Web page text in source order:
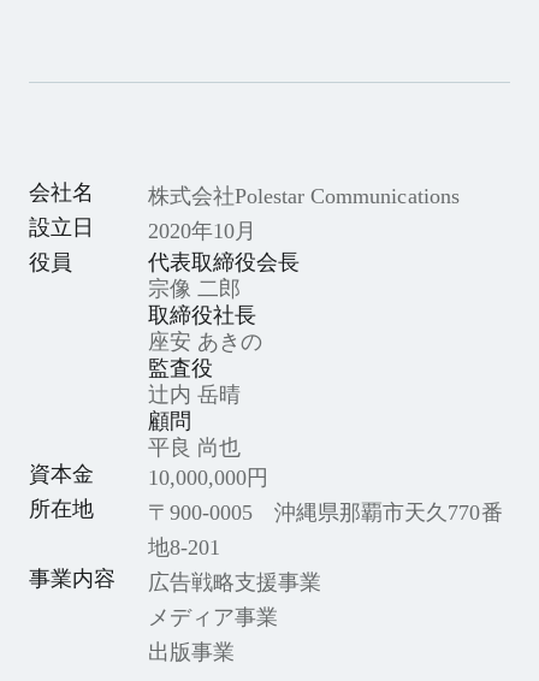
会社名
株式会社Polestar Communications
設立日
2020年10月
役員
代表取締役会長
宗像 二郎
取締役社長
座安 あきの
監査役
辻内 岳晴
顧問
平良 尚也
資本金
10,000,000円
所在地
〒900-0005 沖縄県那覇市天久770番
地8-201
事業内容
広告戦略支援事業
メディア事業
出版事業